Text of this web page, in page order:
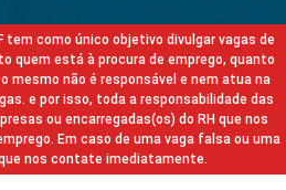
tem como único objetivo divulgar vagas de
quem está à procura de emprego, quanto
mesmo não é responsável e nem atua na
e por isso, toda a responsabilidade das
ou encarregadas(os) do RH que nos
Em caso de uma vaga falsa ou uma
nos contate imediatamente.